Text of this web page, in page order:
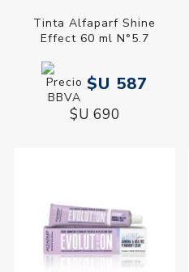
Tinta Alfaparf Shine
Effect 60 ml N°5.7
$U 587
$U 690